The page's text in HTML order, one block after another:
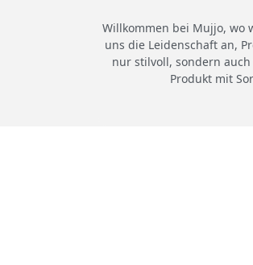
Willkommen bei Mujjo, wo
uns die Leidenschaft an,
nur stilvoll, sondern
Produkt mit